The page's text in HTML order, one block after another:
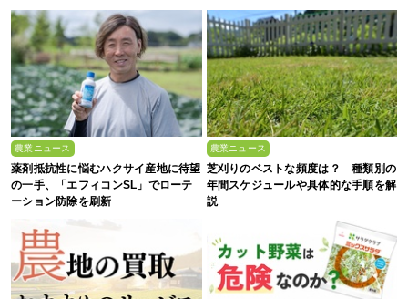
農業ニュース
薬剤抵抗性に悩むハクサイ産地に待望
の一手、「エフィコンSL」でローテ
ーション防除を刷新
農業ニュース
芝刈りのベストな頻度は？ 種類別の
年間スケジュールや具体的な手順を解
説